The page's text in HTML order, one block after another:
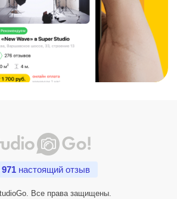
971 настоящий отзыв
Все права защищены.